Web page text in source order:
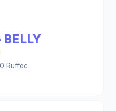
Ruffec